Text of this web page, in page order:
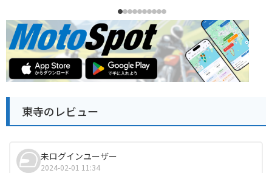
東寺のレビュー
未ログインユーザー
2024-02-01 11:34